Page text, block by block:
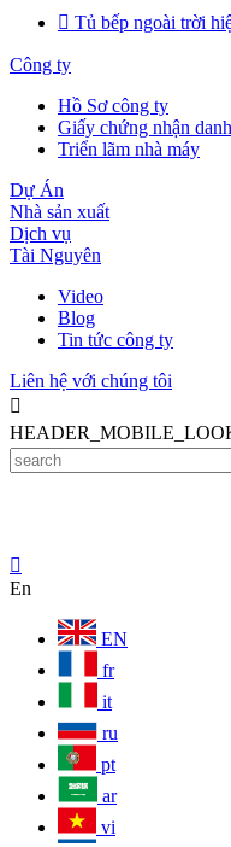
 Tủ bếp ngoài trời
Công ty
Hồ Sơ công ty
Giấy chứng nhận
Triển lãm nhà máy
Dự Án
Nhà sản xuất
Dịch vụ
Tài Nguyên
Video
Blog
Tin tức công ty
Liên hệ với chúng tôi


En
EN
fr
it
ru
pt
ar
vi